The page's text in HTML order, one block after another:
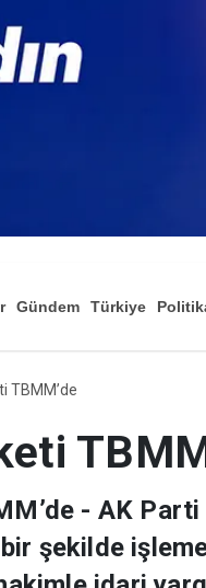
Gündem Türkiye
TBMM’de
- AK
şekilde